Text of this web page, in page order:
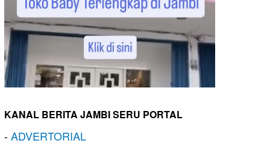
KANAL BERITA JAMBI SERU PORTAL
-ADVERTORIAL